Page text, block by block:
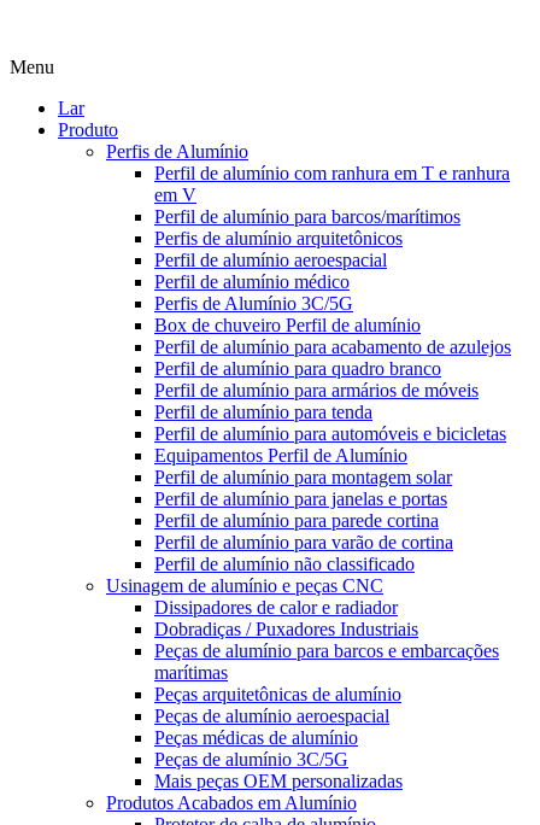
Menu
Lar
Produto
Perfis de Alumínio
Perfil de alumínio com ranhura em T e ranhura
em V
Perfil de alumínio para barcos/marítimos
Perfis de alumínio arquitetônicos
Perfil de alumínio aeroespacial
Perfil de alumínio médico
Perfis de Alumínio 3C/5G
Box de chuveiro Perfil de alumínio
Perfil de alumínio para acabamento de azulejos
Perfil de alumínio para quadro branco
Perfil de alumínio para armários de móveis
Perfil de alumínio para tenda
Perfil de alumínio para automóveis e bicicletas
Equipamentos Perfil de Alumínio
Perfil de alumínio para montagem solar
Perfil de alumínio para janelas e portas
Perfil de alumínio para parede cortina
Perfil de alumínio para varão de cortina
Perfil de alumínio não classificado
Usinagem de alumínio e peças CNC
Dissipadores de calor e radiador
Dobradiças / Puxadores Industriais
Peças de alumínio para barcos e embarcações
marítimas
Peças arquitetônicas de alumínio
Peças de alumínio aeroespacial
Peças médicas de alumínio
Peças de alumínio 3C/5G
Mais peças OEM personalizadas
Produtos Acabados em Alumínio